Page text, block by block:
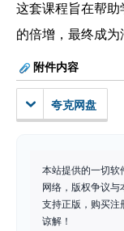
这套课程旨在帮
的倍增，最终成为
附件内容
夸克网盘
本站提供的一切软
网络，版权争议与
支持正版，购买注
谅解！